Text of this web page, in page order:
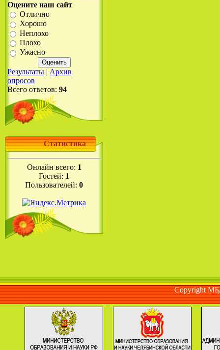
Оцените наш сайт
Отлично
Хорошо
Неплохо
Плохо
Ужасно
Результаты | Архив
опросов
Всего ответов: 94
Статистика
Онлайн всего: 1
Гостей: 1
Пользователей: 0
Copyright